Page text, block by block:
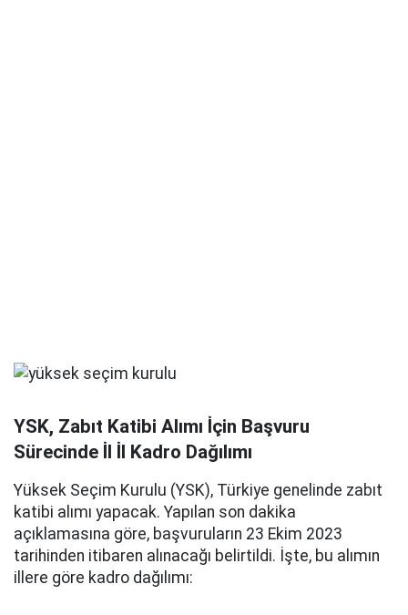
YSK, Zabıt Katibi Alımı İçin Başvuru
Sürecinde İl İl Kadro Dağılımı
Yüksek Seçim Kurulu (YSK), Türkiye genelinde zabıt
katibi alımı yapacak. Yapılan son dakika
açıklamasına göre, başvuruların 23 Ekim 2023
tarihinden itibaren alınacağı belirtildi. İşte, bu alımın
illere göre kadro dağılımı: